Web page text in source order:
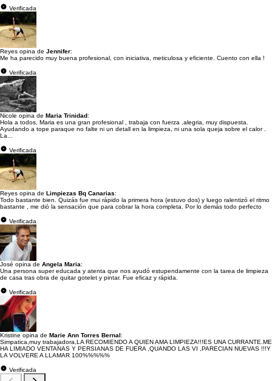
Verificada
Reyes opina de Jennifer:
Me ha parecido muy buena profesional, con iniciativa, meticulosa y eficiente. Cuento con ella !
Verificada
Nicole opina de Maria Trinidad:
Hola a todos, Maria es una gran profesional , trabaja con fuerza ,alegria, muy dispuesta.
Ayudando a tope paraque no falte ni un detall en la limpieza, ni una sola queja sobre el calor .
La...
Verificada
Reyes opina de Limpiezas Bq Canarias:
Todo bastante bien. Quizás fue mui rápido la primera hora (estuvo dos) y luego ralentizó el ritmo
bastante , me dió la sensación que para cobrar la hora completa. Por lo demás todo perfecto
Verificada
José opina de Angela Maria:
Una persona super educada y atenta que nos ayudó estupendamente con la tarea de limpieza
de casa tras obra de quitar gotelet y pintar. Fue eficaz y rápida.
Verificada
Kristine opina de Marie Ann Torres Bernal:
Simpatica,muy trabajadora,LA RECOMIENDO A QUIEN AMA LIMPIEZA!!!ES UNA CURRANTE.ME
HA LIMIADO VENTANAS Y PERSIANAS DE FUERA ,QUANDO LAS VI ,PARECIAN NUEVAS !!!Y
LA VOLVERE A LLAMAR 100%%%%%
Verificada